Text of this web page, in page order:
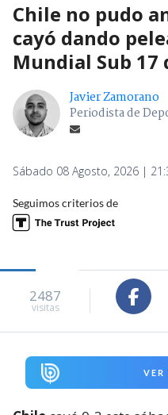
Chile no pudo
cayó dando
Mundial Sub 17
Javier Zamorano
Periodista de
Sábado 08 Agosto, 2026 |
Seguimos criterios de
2487
visitas
VER